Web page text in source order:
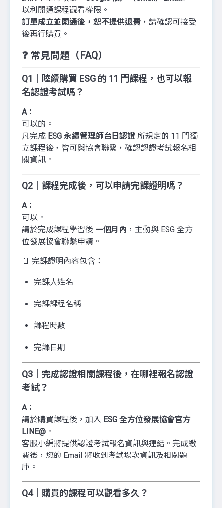
以利開通課程觀看權限。
訂單成立並開通後，恕不提供退費 ，請確認可接受
後再行購買。
❓ 常見問題（FAQ）
Q1｜陸續購買 ESG 的 11 門課程，也可以報
名認證考試嗎？
A：
可以的。
凡完成 ESG 永續管理師台日認證 所規定的 11 門獨
立課程後，皆可與協會聯繫，確認認證考試報名相
關資訊。
Q2｜課程完成後，可以申請完課證明嗎？
A：
可以。
請於完成課程學習後 一個月內 ，主動與 ESG 全方
位發展協會聯繫申請。
📄 完課證明內容包含：
完課人姓名
完課課程名稱
課程時數
完課日期
Q3｜完成認證相關課程後，在哪裡報名認證
考試？
A：
請於購買課程後，加入 ESG 全方位發展協會官方
LINE@ 。
客服小編將提供認證考試報名資訊與連結。完成繳
費後，您的 Email 將收到考試場次資訊及相關題
庫。
Q4｜購買的課程可以觀看多久？